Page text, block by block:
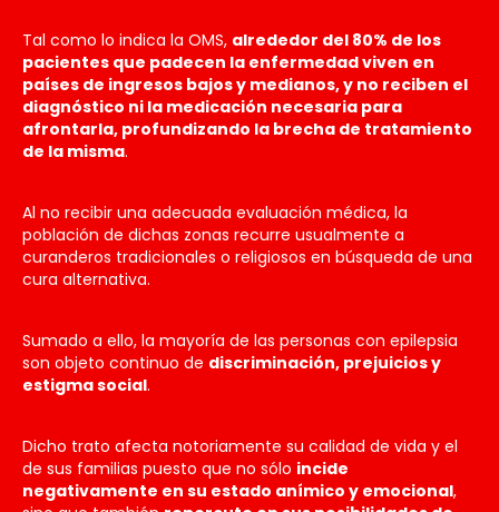
Tal como lo indica la OMS, alrededor del 80% de los
pacientes que padecen la enfermedad viven en
países de ingresos bajos y medianos, y no reciben el
diagnóstico ni la medicación necesaria para
afrontarla, profundizando la brecha de tratamiento
de la misma.
Al no recibir una adecuada evaluación médica, la
población de dichas zonas recurre usualmente a
curanderos tradicionales o religiosos en búsqueda de una
cura alternativa.
Sumado a ello, la mayoría de las personas con epilepsia
son objeto continuo de discriminación, prejuicios y
estigma social.
Dicho trato afecta notoriamente su calidad de vida y el
de sus familias puesto que no sólo incide
negativamente en su estado anímico y emocional,